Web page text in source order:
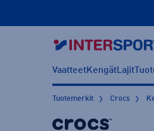
VaatteetKengätLajit
Tuotemerkit Crocs